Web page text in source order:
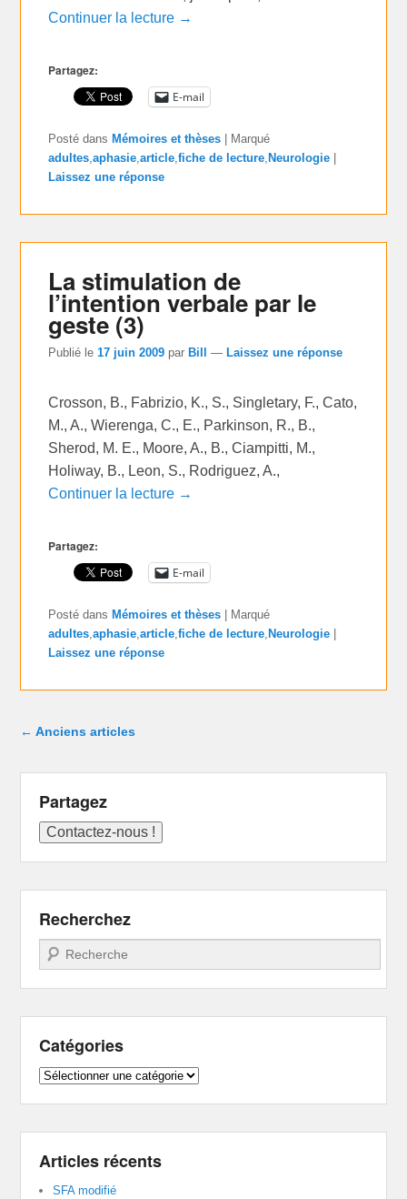
Continuer la lecture →
Partagez:
E-mail
Posté dans Mémoires et thèses | Marqué
adultes ,aphasie ,article ,fiche de lecture ,Neurologie |
Laissez une réponse
La stimulation de
l’intention verbale par le
geste (3)
Publié le17 juin 2009 parBill —Laissez une réponse
Crosson, B., Fabrizio, K., S., Singletary, F., Cato,
M., A., Wierenga, C., E., Parkinson, R., B.,
Sherod, M. E., Moore, A., B., Ciampitti, M.,
Holiway, B., Leon, S., Rodriguez, A.,
Continuer la lecture →
Partagez:
E-mail
Posté dans Mémoires et thèses | Marqué
adultes ,aphasie ,article ,fiche de lecture ,Neurologie |
Laissez une réponse
Navigation dans les articles
← Anciens articles
Partagez
Recherchez
Recherche
Catégories
Catégories
Articles récents
SFA modifié